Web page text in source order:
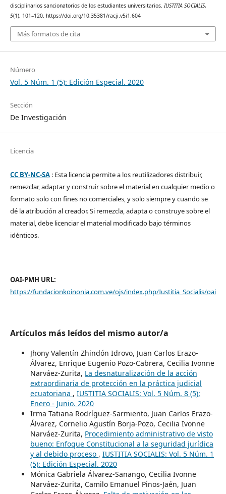
disciplinarios sancionatorios de los estudiantes universitarios. IUSTITIA SOCIALIS,
5(1), 101–120. https://doi.org/10.35381/racji.v5i1.604
Más formatos de cita
Número
Vol. 5 Núm. 1 (5): Edición Especial. 2020
Sección
De Investigación
Licencia
CC BY-NC-SA: Esta licencia permite a los reutilizadores distribuir,
remezclar, adaptar y construir sobre el material en cualquier medio o
formato solo con fines no comerciales, y solo siempre y cuando se
dé la atribución al creador. Si remezcla, adapta o construye sobre el
material, debe licenciar el material modificado bajo términos
idénticos.
OAI-PMH URL:
https://fundacionkoinonia.com.ve/ojs/index.php/Iustitia_Socialis/oai
Artículos más leídos del mismo autor/a
Jhony Valentín Zhindón Idrovo, Juan Carlos Erazo-
Álvarez, Enrique Eugenio Pozo-Cabrera, Cecilia Ivonne
Narváez-Zurita, La desnaturalización de la acción
extraordinaria de protección en la práctica judicial
ecuatoriana , IUSTITIA SOCIALIS: Vol. 5 Núm. 8 (5):
Enero - Junio. 2020
Irma Tatiana Rodríguez-Sarmiento, Juan Carlos Erazo-
Álvarez, Cornelio Agustín Borja-Pozo, Cecilia Ivonne
Narváez-Zurita, Procedimiento administrativo de visto
bueno: Enfoque Constitucional a la seguridad jurídica
y al debido proceso , IUSTITIA SOCIALIS: Vol. 5 Núm. 1
(5): Edición Especial. 2020
Mónica Gabriela Álvarez-Sanango, Cecilia Ivonne
Narváez-Zurita, Camilo Emanuel Pinos-Jaén, Juan